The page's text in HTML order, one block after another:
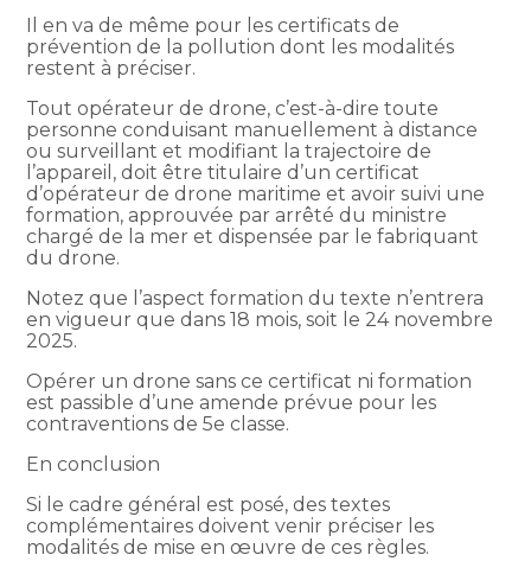
Il en va de même pour les certificats de
prévention de la pollution dont les modalités
restent à préciser.
Tout opérateur de drone, c’est-à-dire toute
personne conduisant manuellement à distance
ou surveillant et modifiant la trajectoire de
l’appareil, doit être titulaire d’un certificat
d’opérateur de drone maritime et avoir suivi une
formation, approuvée par arrêté du ministre
chargé de la mer et dispensée par le fabriquant
du drone.
Notez que l’aspect formation du texte n’entrera
en vigueur que dans 18 mois, soit le 24 novembre
2025.
Opérer un drone sans ce certificat ni formation
est passible d’une amende prévue pour les
contraventions de 5e classe.
En conclusion
Si le cadre général est posé, des textes
complémentaires doivent venir préciser les
modalités de mise en œuvre de ces règles.